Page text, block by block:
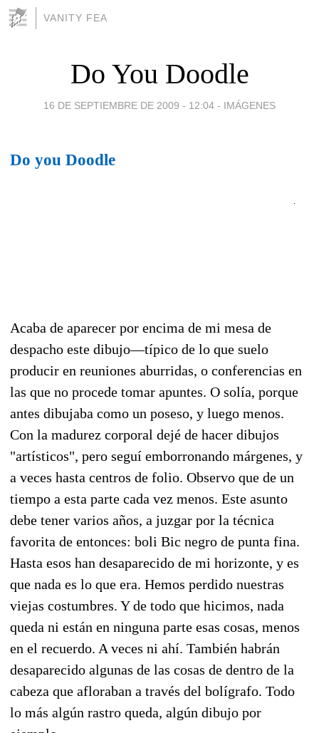
VANITY FEA
Do You Doodle
16 DE SEPTIEMBRE DE 2009 - 12:04 - IMÁGENES
Do you Doodle
Acaba de aparecer por encima de mi mesa de
despacho este dibujo—típico de lo que suelo
producir en reuniones aburridas, o conferencias en
las que no procede tomar apuntes. O solía, porque
antes dibujaba como un poseso, y luego menos.
Con la madurez corporal dejé de hacer dibujos
"artísticos", pero seguí emborronando márgenes, y
a veces hasta centros de folio. Observo que de un
tiempo a esta parte cada vez menos. Este asunto
debe tener varios años, a juzgar por la técnica
favorita de entonces: boli Bic negro de punta fina.
Hasta esos han desaparecido de mi horizonte, y es
que nada es lo que era. Hemos perdido nuestras
viejas costumbres. Y de todo que hicimos, nada
queda ni están en ninguna parte esas cosas, menos
en el recuerdo. A veces ni ahí. También habrán
desaparecido algunas de las cosas de dentro de la
cabeza que afloraban a través del bolígrafo. Todo
lo más algún rastro queda, algún dibujo por